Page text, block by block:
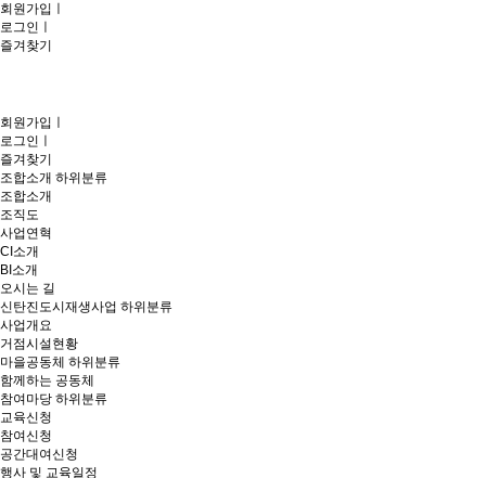
회원가입
로그인
즐겨찾기
회원가입
로그인
즐겨찾기
조합소개 하위분류
조합소개
조직도
사업연혁
CI소개
BI소개
오시는 길
신탄진도시재생사업 하위분류
사업개요
거점시설현황
마을공동체 하위분류
함께하는 공동체
참여마당 하위분류
교육신청
참여신청
공간대여신청
행사 및 교육일정